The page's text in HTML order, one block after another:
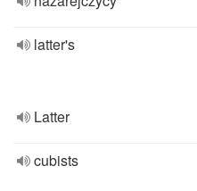
latter's
Latter
cubists